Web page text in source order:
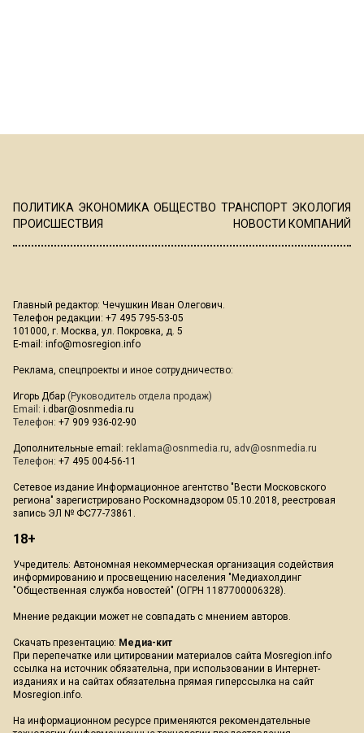
ПОЛИТИКА ЭКОНОМИКА ОБЩЕСТВО ТРАНСПОРТ ЭКОЛОГИЯ
ПРОИСШЕСТВИЯ
НОВОСТИ КОМПАНИЙ
Главный редактор: Чечушкин Иван Олегович.
Телефон редакции: +7 495 795-53-05
101000, г. Москва, ул. Покровка, д. 5
E-mail: info@mosregion.info
Реклама, спецпроекты и иное сотрудничество:
Игорь Дбар (Руководитель отдела продаж)
Email: i.dbar@osnmedia.ru
Телефон: +7 909 936-02-90
Дополнительные email: reklama@osnmedia.ru, adv@osnmedia.ru
Телефон: +7 495 004-56-11
Сетевое издание Информационное агентство "Вести Московского
региона" зарегистрировано Роскомнадзором 05.10.2018, реестровая
запись ЭЛ № ФС77-73861.
18+
Учредитель: Автономная некоммерческая организация содействия
информированию и просвещению населения "Медиахолдинг
"Общественная служба новостей" (ОГРН 1187700006328).
Мнение редакции может не совпадать с мнением авторов.
Скачать презентацию: Медиа-кит
При перепечатке или цитировании материалов сайта Mosregion.info
ссылка на источник обязательна, при использовании в Интернет-
изданиях и на сайтах обязательна прямая гиперссылка на сайт
Mosregion.info.
На информационном ресурсе применяются рекомендательные